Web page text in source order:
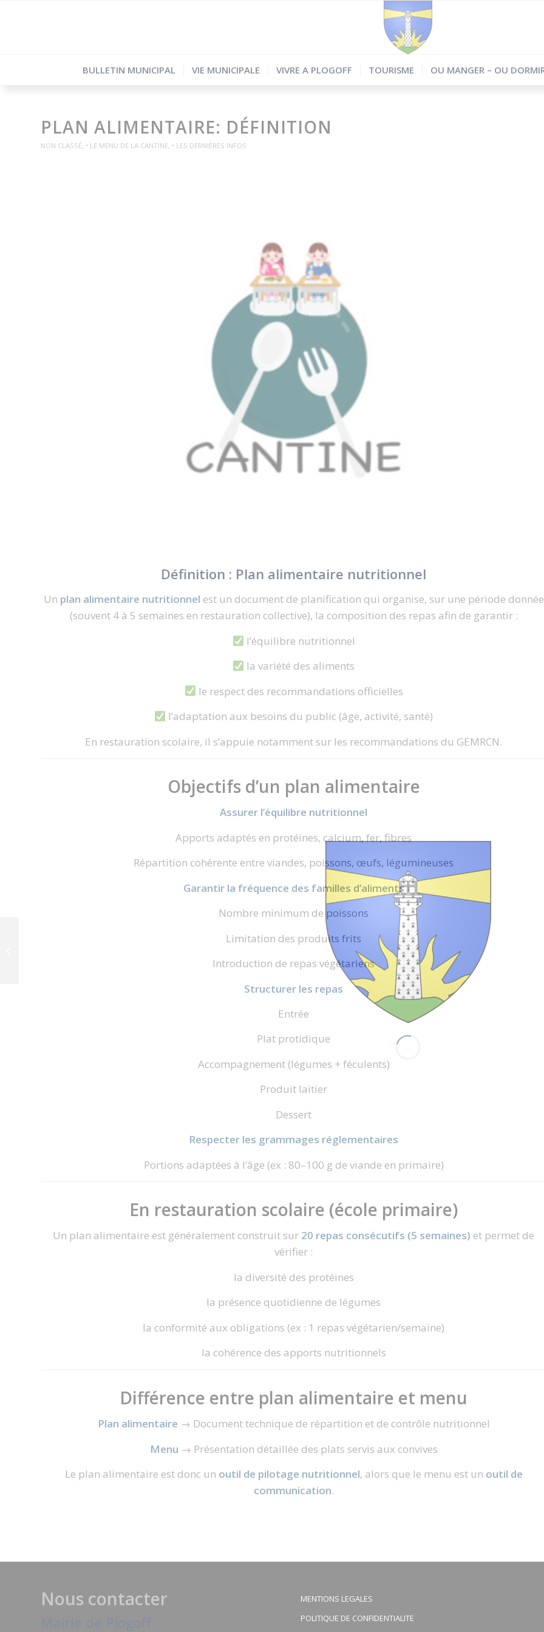
BULLETIN MUNICIPAL VIE MUNICIPALE VIVRE A PLOGOFF TOURISME OU MANGER – OU
PLAN ALIMENTAIRE: DÉFINITION
NON CLASSÉ, • LE MENU DE LA CANTINE, • LES DERNIÈRES INFOS
Définition : Plan alimentaire nutritionnel
Un plan alimentaire nutritionnel est un document de planification qui organise, sur une période donnée
(souvent 4 à 5 semaines en restauration collective), la composition des repas afin de garantir :
l’équilibre nutritionnel
la variété des aliments
le respect des recommandations officielles
l’adaptation aux besoins du public (âge, activité, santé)
En restauration scolaire, il s’appuie notamment sur les recommandations du GEMRCN.
Objectifs d’un plan alimentaire
Assurer l’équilibre nutritionnel
Apports adaptés en protéines, calcium, fer, fibres
Répartition cohérente entre viandes, poissons, œufs, légumineuses
Garantir la fréquence des familles d’aliments
Nombre minimum de poissons
Limitation des produits frits
Introduction de repas végétariens
Structurer les repas
Entrée
Plat protidique
Accompagnement (légumes + féculents)
Produit laitier
Dessert
Respecter les grammages réglementaires
Portions adaptées à l’âge (ex : 80–100 g de viande en primaire)
En restauration scolaire (école primaire)
Un plan alimentaire est généralement construit sur 20 repas consécutifs (5 semaines) et permet de
vérifier :
la diversité des protéines
la présence quotidienne de légumes
la conformité aux obligations (ex : 1 repas végétarien/semaine)
la cohérence des apports nutritionnels
Différence entre plan alimentaire et menu
Plan alimentaire → Document technique de répartition et de contrôle nutritionnel
Menu → Présentation détaillée des plats servis aux convives
Le plan alimentaire est donc un outil de pilotage nutritionnel, alors que le menu est un outil de
communication.
Nous contacter
MENTIONS LEGALES
POLITIQUE DE CONFIDENTIALITE